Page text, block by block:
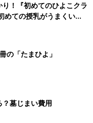
！『初めてのひよこクラ
めての授乳がうまくい
と夏のトラブル 解決テ
の「たまひよ」
墓じまい費用